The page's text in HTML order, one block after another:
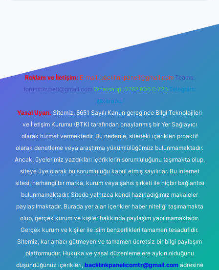
Reklam ve İletişim: E-mail: backlinkpaneli@gmail.com Teams:
forumhizmeti@gmail.com Whatsapp: 0262 606 0 726 Telegram:
@karabul
Yasal Uyarı: Sitemiz, 5651 Sayılı Kanun gereğince Bilgi Teknolojileri
ve İletişim Kurumu (BTK) tarafından onaylanmış bir Yer Sağlayıcı
olarak hizmet vermektedir. Bu nedenle, sitedeki içerikleri proaktif
olarak denetleme veya araştırma yükümlülüğümüz bulunmamaktadır.
Ancak, üyelerimiz yazdıkları içeriklerin sorumluluğunu taşımakta olup,
siteye üye olarak bu sorumluluğu kabul etmiş sayılırlar. Bu internet
sitesi, herhangi bir marka, kurum veya şahıs şirketi ile hiçbir bağlantısı
bulunmamaktadır. Sitede yalnızca kendi hazırladığımız makaleler
paylaşılmaktadır. Burada yer alan içerikler haber niteliği taşımamakta
olup, gerçek kurum ve kişiler hakkında paylaşım yapılmamaktadır.
Gerçek kurum ve kişiler ile isim benzerlikleri tamamen tesadüfidir.
Sitemiz, kar amacı gütmeyen ve tamamen ücretsiz bir bilgi paylaşım
platformudur. Hukuka ve yasal düzenlemelere aykırı olduğunu
düşündüğünüz içerikleri, backlinkpanelicomtr@gmail.comadresine